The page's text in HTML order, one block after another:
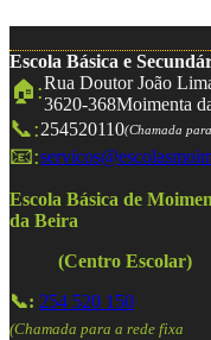
Escola Básica e
🏠:Rua Doutor João
3620-368Moimenta
📞:254520110(Chamada
📧:
Escola Básica de
da Beira
(Centro Escolar)
📞: 254 520 150
(Chamada para a rede fixa